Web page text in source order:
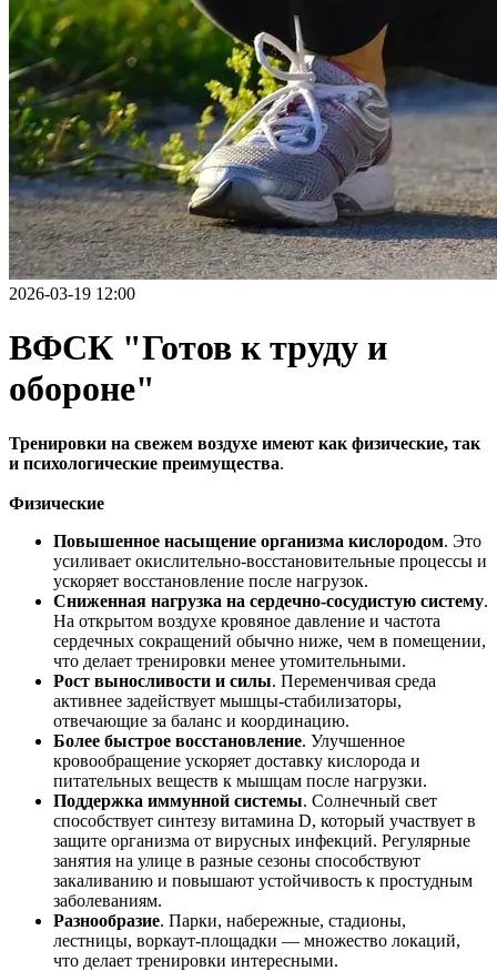
2026-03-19 12:00
ВФСК "Готов к труду и
обороне"
Тренировки на свежем воздухе имеют как физические, так
и психологические преимущества.
Физические
Повышенное насыщение организма кислородом. Это
усиливает окислительно-восстановительные процессы и
ускоряет восстановление после нагрузок.
Сниженная нагрузка на сердечно-сосудистую систему.
На открытом воздухе кровяное давление и частота
сердечных сокращений обычно ниже, чем в помещении,
что делает тренировки менее утомительными.
Рост выносливости и силы. Переменчивая среда
активнее задействует мышцы-стабилизаторы,
отвечающие за баланс и координацию.
Более быстрое восстановление. Улучшенное
кровообращение ускоряет доставку кислорода и
питательных веществ к мышцам после нагрузки.
Поддержка иммунной системы. Солнечный свет
способствует синтезу витамина D, который участвует в
защите организма от вирусных инфекций. Регулярные
занятия на улице в разные сезоны способствуют
закаливанию и повышают устойчивость к простудным
заболеваниям.
Разнообразие. Парки, набережные, стадионы,
лестницы, воркаут-площадки — множество локаций,
что делает тренировки интересными.